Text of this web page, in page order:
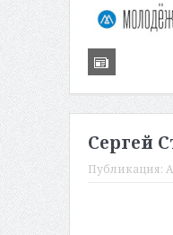
Сергей
Публикация: